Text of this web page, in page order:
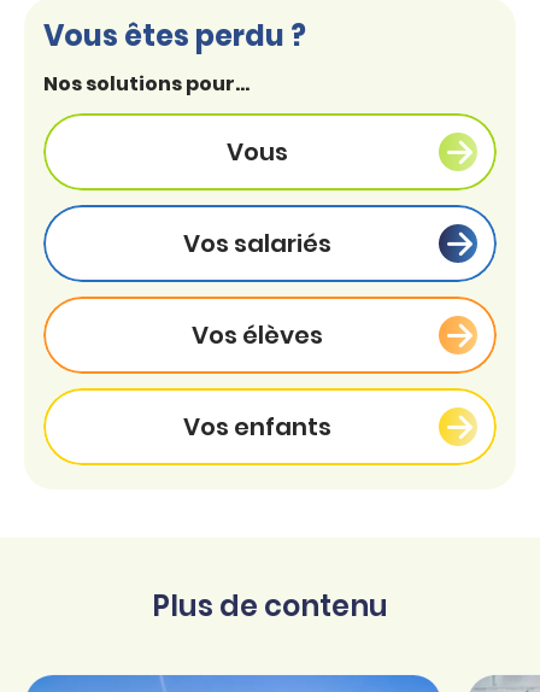
Vous êtes perdu ?
Nos solutions pour...
Vous
Vos salariés
Vos élèves
Vos enfants
Plus de contenu